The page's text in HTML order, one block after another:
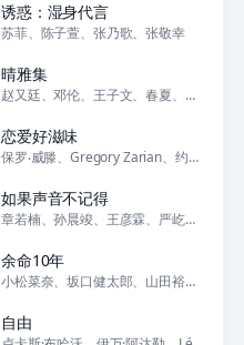
诱惑：湿身代言
苏菲、陈子萱、张乃歌、张敬幸
正片
晴雅集
赵又廷、邓伦、王子文、春夏、汪铎、孙晨竣、徐开骋、欧米德、芦展翔、雎晓雯
正片
恋爱好滋味
保罗‧威滕、Gregory Zarian、约翰·杜西、苏丽卡·马修、Ro
正片
如果声音不记得
章若楠、孙晨竣、王彦霖、严屹宽、左小青、张瑶、郭姝彤
正片
余命10年
小松菜奈、坂口健太郎、山田裕贵、奈绪、井口理、黑木华、田中哲司、中川雅也
正片
自由